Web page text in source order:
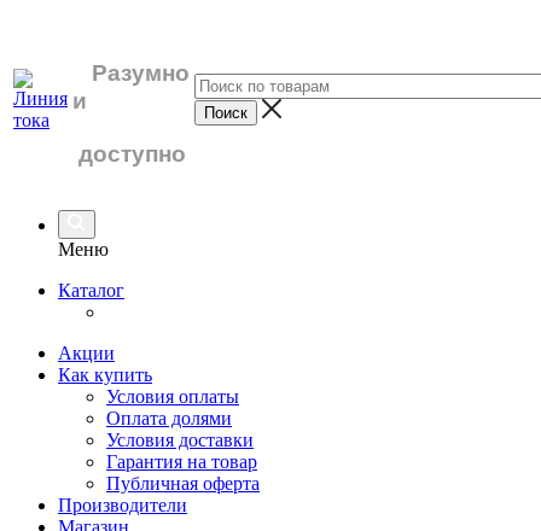
Разумно
и
доступно
Меню
Каталог
Акции
Как купить
Условия оплаты
Оплата долями
Условия доставки
Гарантия на товар
Публичная оферта
Производители
Магазин